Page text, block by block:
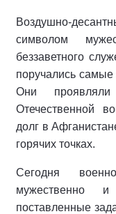
Воздушно-
символом
беззаветного
поручались
Они
Отечественной
долг в
горячих точках.
Сегодня
мужественно и
поставленные